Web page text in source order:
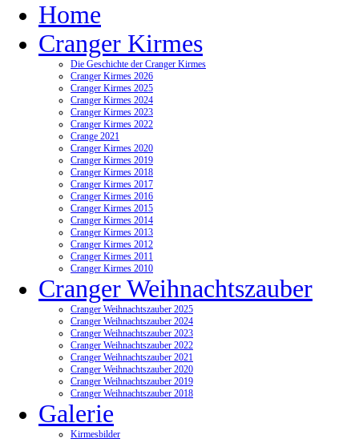
Home
Cranger Kirmes
Die Geschichte der Cranger Kirmes
Cranger Kirmes 2026
Cranger Kirmes 2025
Cranger Kirmes 2024
Cranger Kirmes 2023
Cranger Kirmes 2022
Crange 2021
Cranger Kirmes 2020
Cranger Kirmes 2019
Cranger Kirmes 2018
Cranger Kirmes 2017
Cranger Kirmes 2016
Cranger Kirmes 2015
Cranger Kirmes 2014
Cranger Kirmes 2013
Cranger Kirmes 2012
Cranger Kirmes 2011
Cranger Kirmes 2010
Cranger Weihnachtszauber
Cranger Weihnachtszauber 2025
Cranger Weihnachtszauber 2024
Cranger Weihnachtszauber 2023
Cranger Weihnachtszauber 2022
Cranger Weihnachtszauber 2021
Cranger Weihnachtszauber 2020
Cranger Weihnachtszauber 2019
Cranger Weihnachtszauber 2018
Galerie
Kirmesbilder